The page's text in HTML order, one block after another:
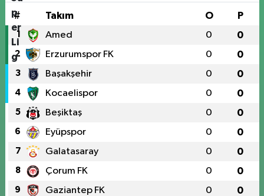
# Takım O P
1 Amed 0 0
2 Erzurumspor FK 0 0
3 Başakşehir 0 0
4 Kocaelispor 0 0
5 Beşiktaş 0 0
6 Eyüpspor 0 0
7 Galatasaray 0 0
8 Çorum FK 0 0
9 Gaziantep FK 0 0